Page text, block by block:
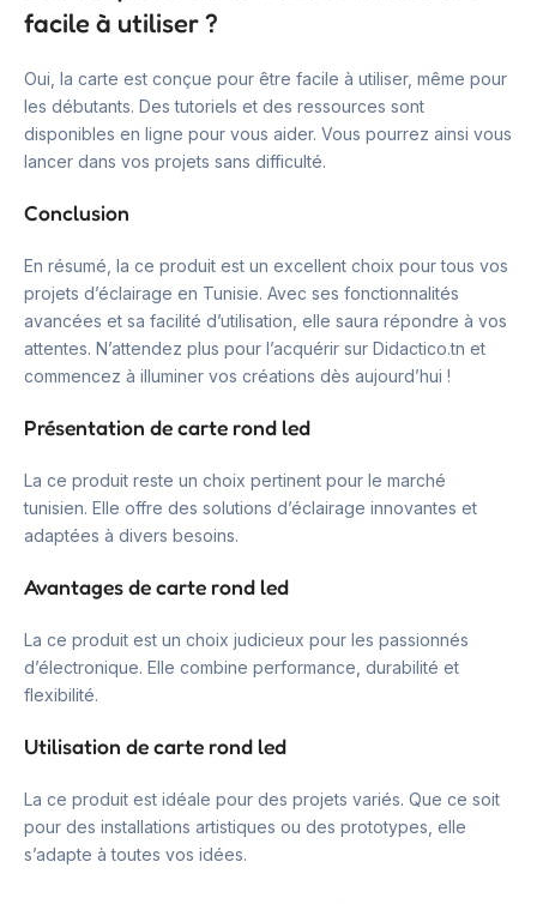
facile à utiliser ?
Oui, la carte est conçue pour être facile à utiliser, même pour
les débutants. Des tutoriels et des ressources sont
disponibles en ligne pour vous aider. Vous pourrez ainsi vous
lancer dans vos projets sans difficulté.
Conclusion
En résumé, la ce produit est un excellent choix pour tous vos
projets d’éclairage en Tunisie. Avec ses fonctionnalités
avancées et sa facilité d’utilisation, elle saura répondre à vos
attentes. N’attendez plus pour l’acquérir sur Didactico.tn et
commencez à illuminer vos créations dès aujourd’hui !
Présentation de carte rond led
La ce produit reste un choix pertinent pour le marché
tunisien. Elle offre des solutions d’éclairage innovantes et
adaptées à divers besoins.
Avantages de carte rond led
La ce produit est un choix judicieux pour les passionnés
d’électronique. Elle combine performance, durabilité et
flexibilité.
Utilisation de carte rond led
La ce produit est idéale pour des projets variés. Que ce soit
pour des installations artistiques ou des prototypes, elle
s’adapte à toutes vos idées.